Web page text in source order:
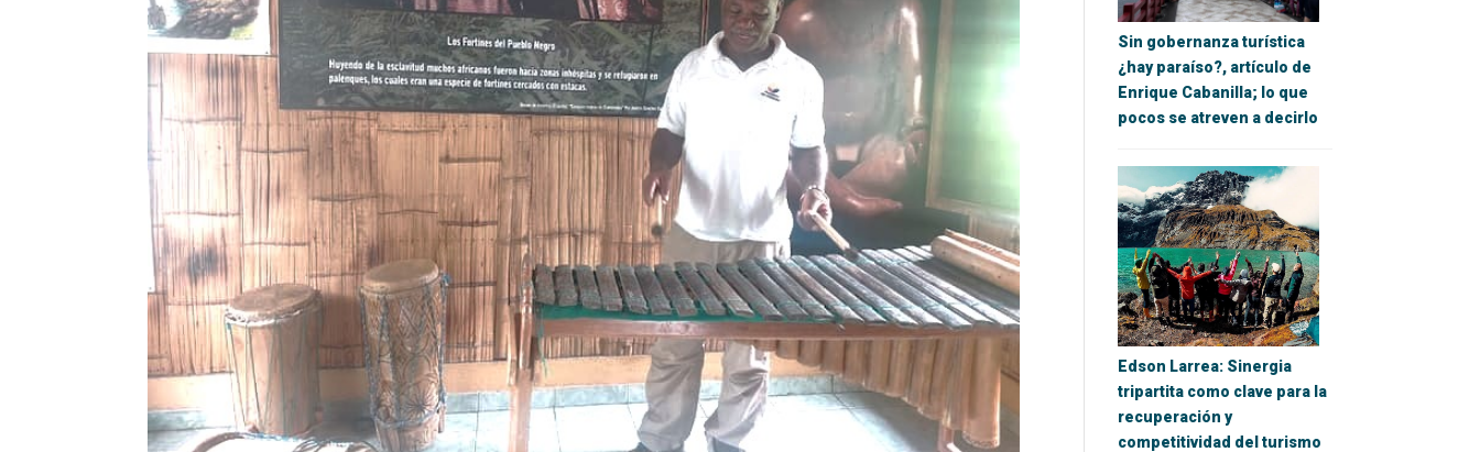
Sin gobernanza turística
¿hay paraíso?, artículo de
Enrique Cabanilla; lo que
pocos se atreven a decirlo
Edson Larrea: Sinergia
tripartita como clave para la
recuperación y
competitividad del turismo